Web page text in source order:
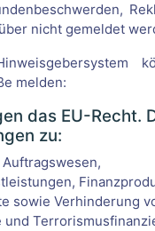
nicht gemeldet
melden:
das EU-Recht.
zu:
sowie Verhinderung
und